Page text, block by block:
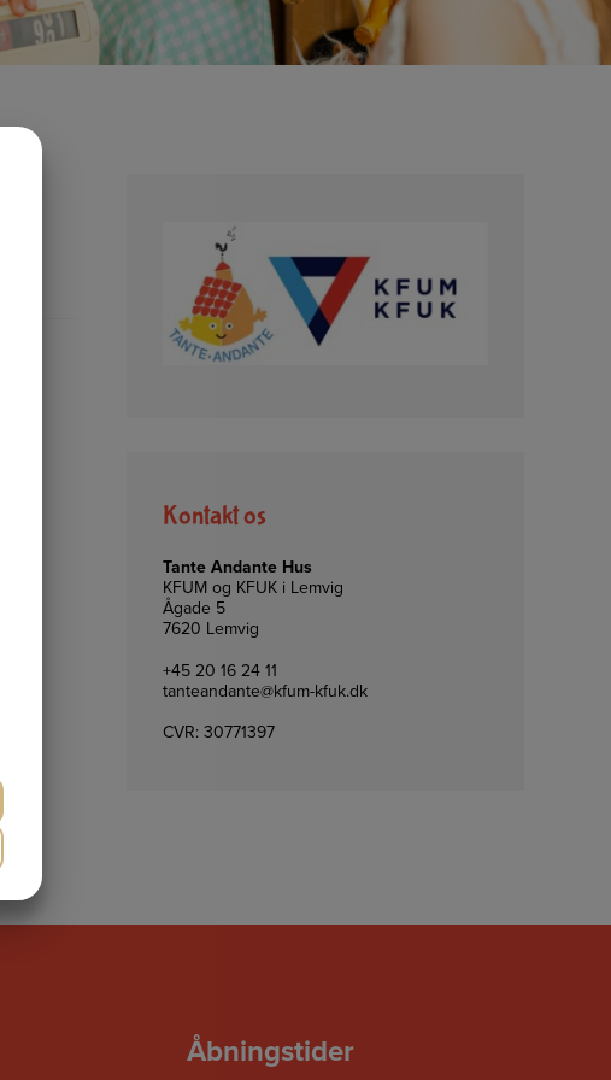
Kontakt os
Tante Andante Hus
KFUM og KFUK i Lemvig
Ågade 5
7620 Lemvig
+45 20 16 24 11
tanteandante@kfum-kfuk.dk
CVR: 30771397
Åbningstider